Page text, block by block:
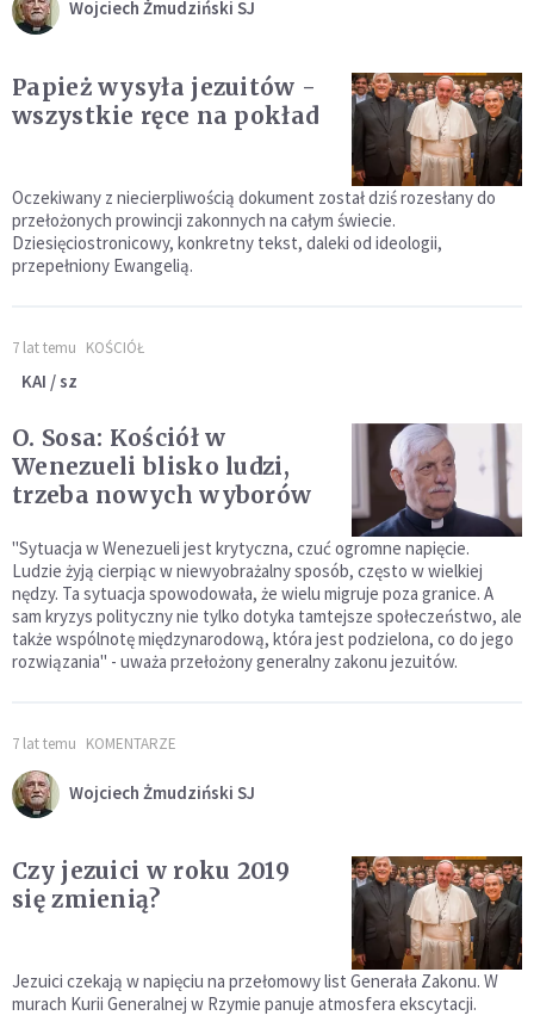
Wojciech Żmudziński SJ
Papież wysyła jezuitów -
wszystkie ręce na pokład
Oczekiwany z niecierpliwością dokument został dziś rozesłany do
przełożonych prowincji zakonnych na całym świecie.
Dziesięciostronicowy, konkretny tekst, daleki od ideologii,
przepełniony Ewangelią.
7 lat temu KOŚCIÓŁ
KAI / sz
O. Sosa: Kościół w
Wenezueli blisko ludzi,
trzeba nowych wyborów
"Sytuacja w Wenezueli jest krytyczna, czuć ogromne napięcie.
Ludzie żyją cierpiąc w niewyobrażalny sposób, często w wielkiej
nędzy. Ta sytuacja spowodowała, że wielu migruje poza granice. A
sam kryzys polityczny nie tylko dotyka tamtejsze społeczeństwo, ale
także wspólnotę międzynarodową, która jest podzielona, co do jego
rozwiązania" - uważa przełożony generalny zakonu jezuitów.
7 lat temu KOMENTARZE
Wojciech Żmudziński SJ
Czy jezuici w roku 2019
się zmienią?
Jezuici czekają w napięciu na przełomowy list Generała Zakonu. W
murach Kurii Generalnej w Rzymie panuje atmosfera ekscytacji.